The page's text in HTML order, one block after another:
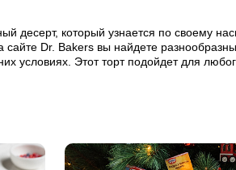
десерт, который узнается по своему
Dr. Bakers вы найдете
условиях. Этот торт подойдет для